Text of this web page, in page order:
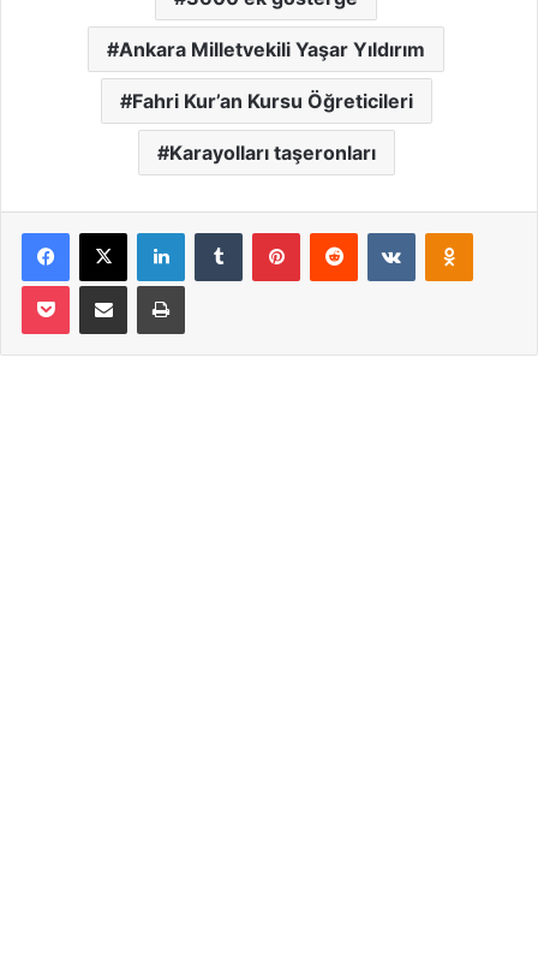
Ankara Milletvekili Yaşar Yıldırım
Fahri Kur’an Kursu Öğreticileri
Karayolları taşeronları